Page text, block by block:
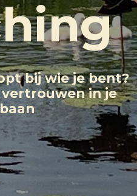
bij wie je bent?
in je